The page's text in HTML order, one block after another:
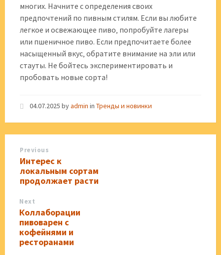
многих. Начните с определения своих
предпочтений по пивным стилям. Если вы любите
легкое и освежающее пиво‚ попробуйте лагеры
или пшеничное пиво. Если предпочитаете более
насыщенный вкус‚ обратите внимание на эли или
стауты. Не бойтесь экспериментировать и
пробовать новые сорта!
04.07.2025 byadmin in Тренды и новинки
Previous
Интерес к
локальным сортам
продолжает расти
Next
Коллаборации
пивоварен с
кофейнями и
ресторанами